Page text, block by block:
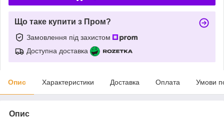
Що таке купити з Пром?
Замовлення під захистом
Доступна доставка
Опис Характеристики Доставка Оплата Умови
Опис